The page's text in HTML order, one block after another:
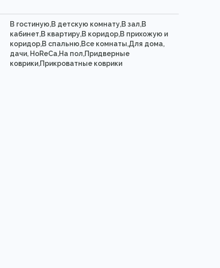
В гостиную,В детскую комнату,В зал,В
кабинет,В квартиру,В коридор,В прихожую и
коридор,В спальню,Все комнаты,Для дома,
дачи, HoReCa,На пол,Придверные
коврики,Прикроватные коврики